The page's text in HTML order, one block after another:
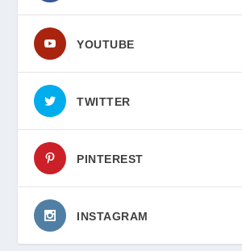
YOUTUBE
TWITTER
PINTEREST
INSTAGRAM